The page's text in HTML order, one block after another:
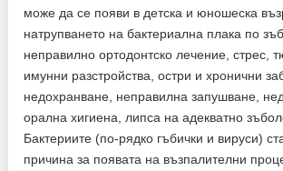
може да се появи в детска и юношеска
натрупването на бактериална плака по
неправилно ортодонтско лечение, стрес,
имунни разстройства, остри и хронични
недохранване, неправилна запушване,
орална хигиена, липса на адекватно
Бактериите (по-рядко гъбички и вируси)
причина за появата на възпалителни